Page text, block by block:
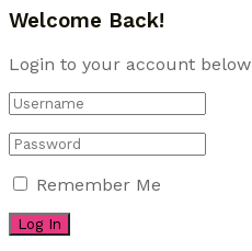
Welcome Back!
Login to your account below
Remember Me